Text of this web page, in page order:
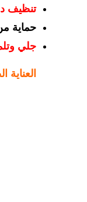
تنظيف
حماية
جلي